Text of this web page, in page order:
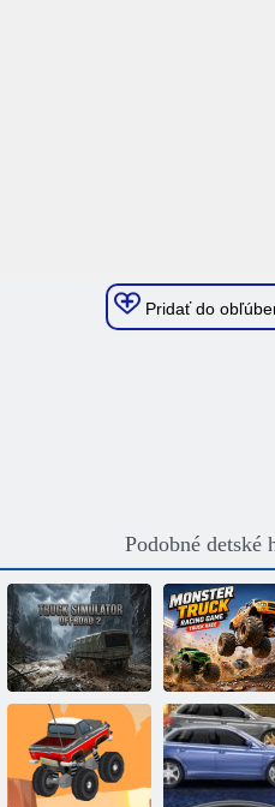
Pridať do
Podobné detské
Simulátor
terénnych
vozidiel 2
Preteky
truckov